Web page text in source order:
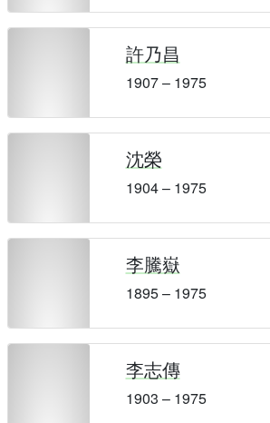
許乃昌
1907 – 1975
沈榮
1904 – 1975
李騰嶽
1895 – 1975
李志傳
1903 – 1975